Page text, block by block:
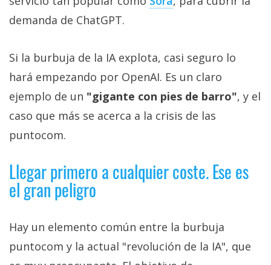
demanda de ChatGPT.
Si la burbuja de la IA explota, casi seguro lo
hará empezando por OpenAI. Es un claro
ejemplo de un "gigante con pies de barro", y el
caso que más se acerca a la crisis de las
puntocom.
Llegar primero a cualquier coste. Ese es
el gran peligro
Hay un elemento común entre la burbuja
puntocom y la actual "revolución de la IA", que